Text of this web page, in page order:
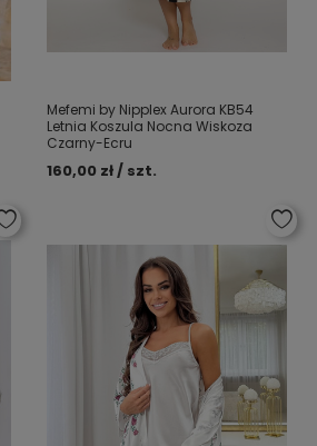
Mefemi by Nipplex Aurora KB54
Letnia Koszula Nocna Wiskoza
Czarny-Ecru
160,00 zł / szt.